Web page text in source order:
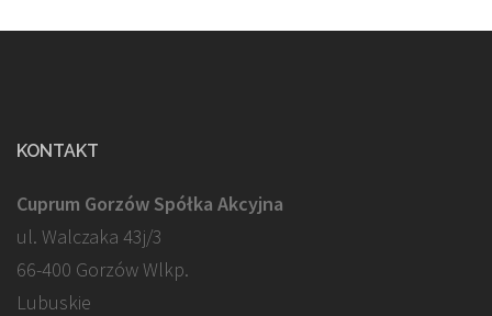
KONTAKT
Cuprum Gorzów Spółka Akcyjna
ul. Walczaka 43j/3
66-400 Gorzów Wlkp.
Lubuskie